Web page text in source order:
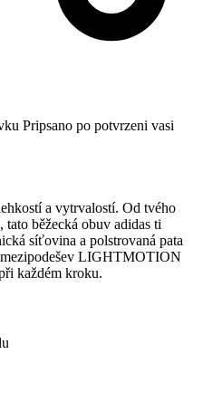
Pripsano po potvrzeni vasi
a vytrvalostí. Od tvého
běžecká obuv adidas ti
síťovina a polstrovaná pata
LIGHTMOTION
každém kroku.